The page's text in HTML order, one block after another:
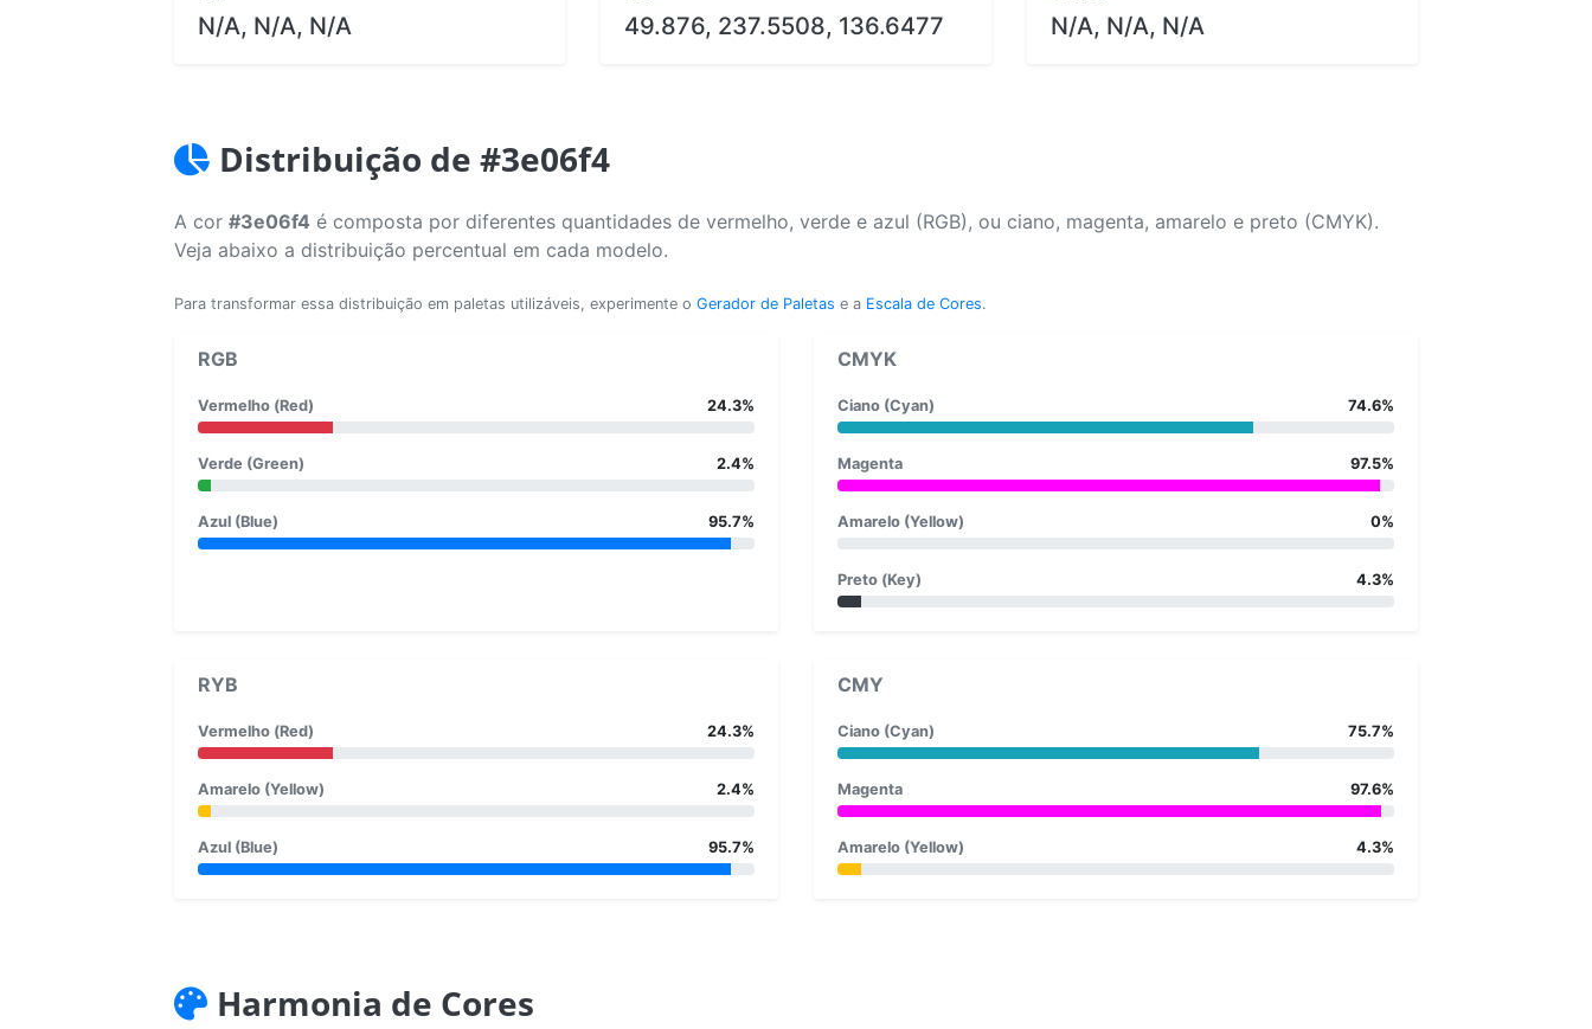
N/A, N/A, N/A 49.876, 237.5508, 136.6477 N/A, N/A, N/A
Distribuição de #3e06f4
A cor #3e06f4 é composta por diferentes quantidades de vermelho, verde e azul (RGB), ou ciano, magenta, amarelo e preto (CMYK).
Veja abaixo a distribuição percentual em cada modelo.
Para transformar essa distribuição em paletas utilizáveis, experimente o Gerador de Paletas e a Escala de Cores.
RGB
Vermelho (Red) 24.3%
Verde (Green) 2.4%
Azul (Blue) 95.7%
CMYK
Ciano (Cyan) 74.6%
Magenta 97.5%
Amarelo (Yellow) 0%
Preto (Key) 4.3%
RYB
Vermelho (Red) 24.3%
Amarelo (Yellow) 2.4%
Azul (Blue) 95.7%
CMY
Ciano (Cyan) 75.7%
Magenta 97.6%
Amarelo (Yellow) 4.3%
Harmonia de Cores